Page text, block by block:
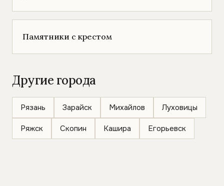
Памятники с крестом
Другие города
Рязань Зарайск Михайлов Луховицы
Ряжск Скопин Кашира Егорьевск